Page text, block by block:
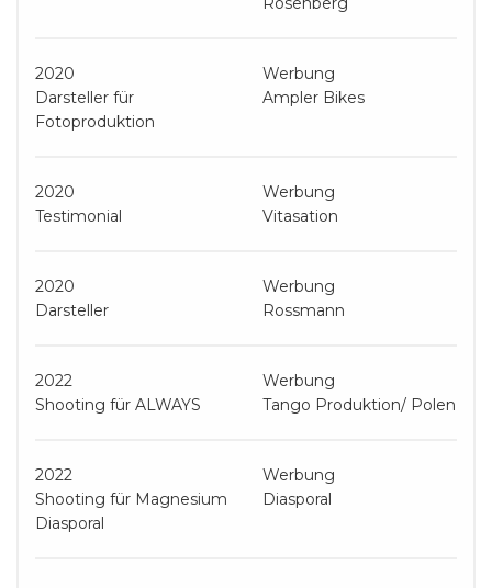
2020
Werbung
Darsteller für
Fotoproduktion
Ampler Bikes
2020
Werbung
Testimonial
Vitasation
2020
Werbung
Darsteller
Rossmann
2022
Werbung
Shooting für ALWAYS
Tango Produktion/ Polen
2022
Werbung
Shooting für Magnesium
Diasporal
Diasporal